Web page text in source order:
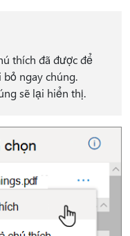
thích đã được để
ngay chúng.
sẽ lại hiển thị.